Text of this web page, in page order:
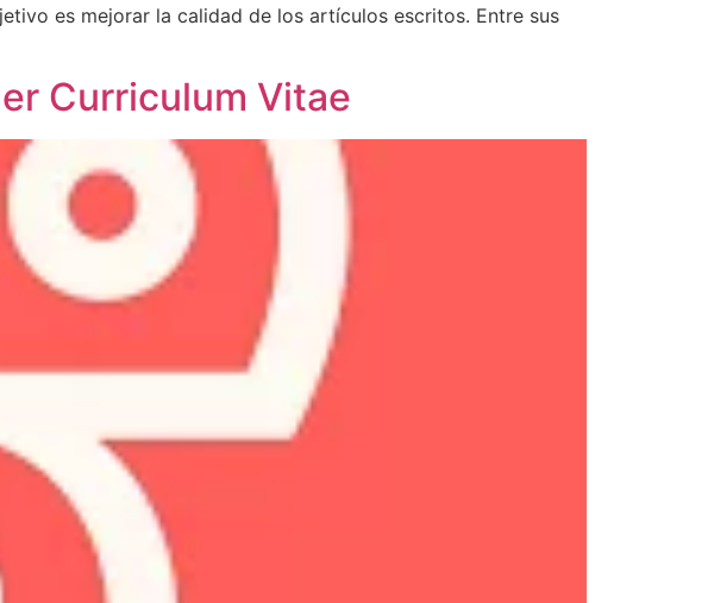
es mejorar la calidad de los artículos escritos. Entre sus
Curriculum Vitae